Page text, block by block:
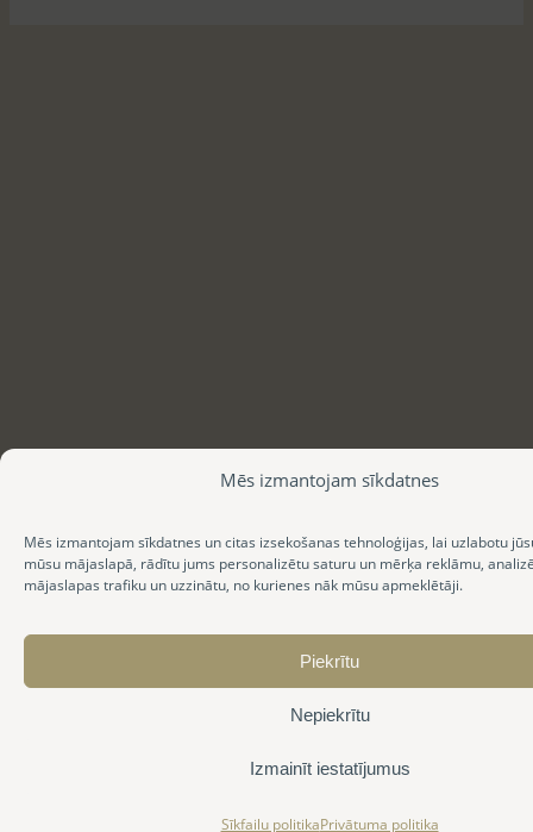
Mēs izmantojam sīkdatnes
Mēs izmantojam sīkdatnes un citas izsekošanas tehnoloģijas, lai uzlabotu
mūsu mājaslapā, rādītu jums personalizētu saturu un mērķa reklāmu,
mājaslapas trafiku un uzzinātu, no kurienes nāk mūsu apmeklētāji.
Piekrītu
Nepiekrītu
Izmainīt iestatījumus
Sīkfailu politikaPrivātuma politika